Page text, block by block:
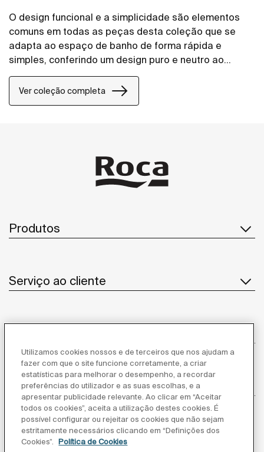
O design funcional e a simplicidade são elementos
comuns em todas as peças desta coleção que se
adapta ao espaço de banho de forma rápida e
simples, conferindo um design puro e neutro ao
espaço de banho.
Ver coleção completa
Produtos
Serviço ao cliente
Inspiração
Siga-nos
Utilizamos cookies nossos e de terceiros que nos ajudam a
fazer com que o site funcione corretamente, a criar
estatísticas para melhorar o desempenho, a recordar
preferências do utilizador e as suas escolhas, e a
apresentar publicidade relevante. Ao clicar em “Aceitar
todos os cookies”, aceita a utilização destes cookies. É
possível configurar ou rejeitar os cookies que não sejam
estritamente necessários clicando em “Definições dos
Cookies”.
Política de Cookies